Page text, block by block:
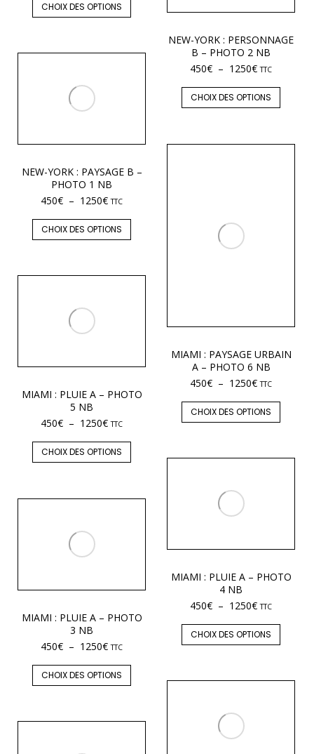
CHOIX DES OPTIONS
NEW-YORK : PERSONNAGE
B – PHOTO 2 NB
450€ – 1250€ TTC
CHOIX DES OPTIONS
NEW-YORK : PAYSAGE B –
PHOTO 1 NB
450€ – 1250€ TTC
CHOIX DES OPTIONS
MIAMI : PAYSAGE URBAIN
A – PHOTO 6 NB
450€ – 1250€ TTC
CHOIX DES OPTIONS
MIAMI : PLUIE A – PHOTO
5 NB
450€ – 1250€ TTC
CHOIX DES OPTIONS
MIAMI : PLUIE A – PHOTO
4 NB
450€ – 1250€ TTC
CHOIX DES OPTIONS
MIAMI : PLUIE A – PHOTO
3 NB
450€ – 1250€ TTC
CHOIX DES OPTIONS